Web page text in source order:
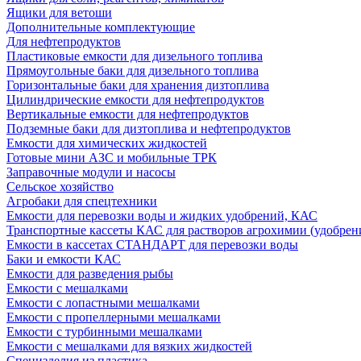
Ящики для ветоши
Дополнительные комплектующие
Для нефтепродуктов
Пластиковые емкости для дизельного топлива
Прямоугольные баки для дизельного топлива
Горизонтальные баки для хранения дизтоплива
Цилиндрические емкости для нефтепродуктов
Вертикальные емкости для нефтепродуктов
Подземные баки для дизтоплива и нефтепродуктов
Емкости для химических жидкостей
Готовые мини АЗС и мобильные ТРК
Заправочные модули и насосы
Сельское хозяйство
Агробаки для спецтехники
Емкости для перевозки воды и жидких удобрений, КАС
Транспортные кассеты КАС для растворов агрохимии
Емкости в кассетах СТАНДАРТ для перевозки воды
Баки и емкости КАС
Емкости для разведения рыбы
Емкости с мешалками
Емкости с лопастными мешалками
Емкости с пропеллерными мешалками
Емкости с турбинными мешалками
Емкости с мешалками для вязких жидкостей